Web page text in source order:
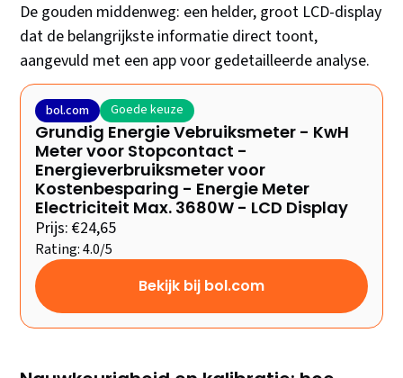
De gouden middenweg: een helder, groot LCD-display
dat de belangrijkste informatie direct toont,
aangevuld met een app voor gedetailleerde analyse.
bol.com Goede keuze
Grundig Energie Vebruiksmeter - KwH
Meter voor Stopcontact -
Energieverbruiksmeter voor
Kostenbesparing - Energie Meter
Electriciteit Max. 3680W - LCD Display
Prijs: €24,65
Rating: 4.0/5
Bekijk bij bol.com